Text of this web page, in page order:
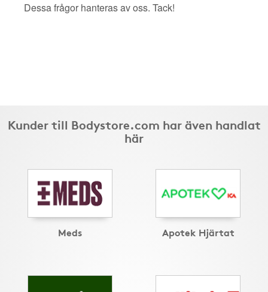
Dessa frågor hanteras av oss. Tack!
Kunder till Bodystore.com har även handlat
här
Meds Apotek Hjärtat